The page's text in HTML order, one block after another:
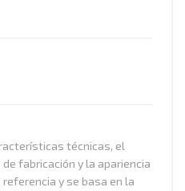
técnicas, el
fabricación y la apariencia
y se basa en la